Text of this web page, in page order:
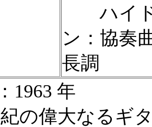
ハイ
ン：協奏
長調
1963 年
の偉大なるギ